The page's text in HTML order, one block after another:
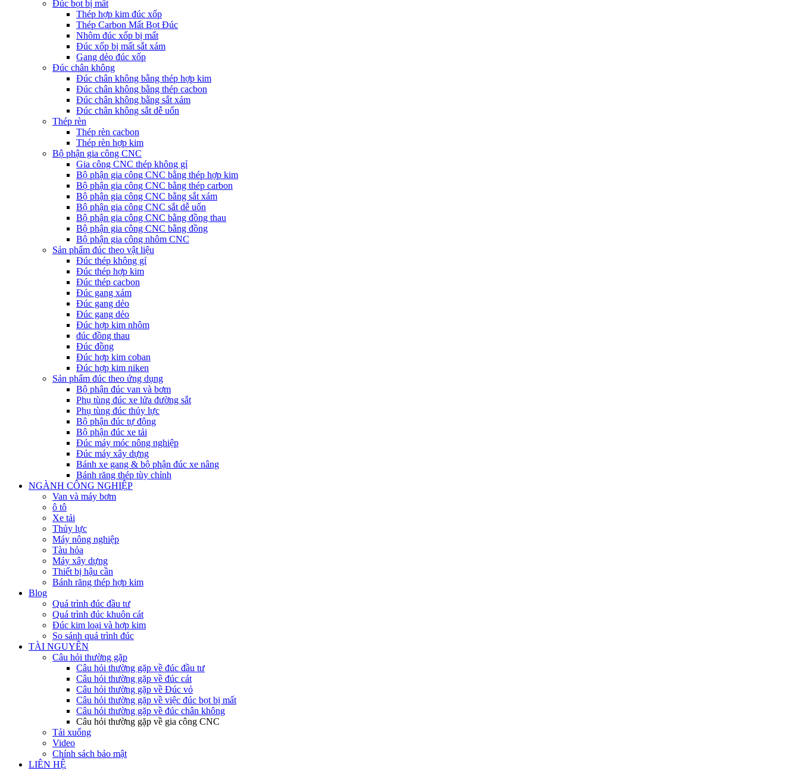
Đúc bọt bị mất
Thép hợp kim đúc xốp
Thép Carbon Mất Bọt Đúc
Nhôm đúc xốp bị mất
Đúc xốp bị mất sắt xám
Gang dẻo đúc xốp
Đúc chân không
Đúc chân không bằng thép hợp kim
Đúc chân không bằng thép cacbon
Đúc chân không bằng sắt xám
Đúc chân không sắt dễ uốn
Thép rèn
Thép rèn cacbon
Thép rèn hợp kim
Bộ phận gia công CNC
Gia công CNC thép không gỉ
Bộ phận gia công CNC bằng thép hợp kim
Bộ phận gia công CNC bằng thép carbon
Bộ phận gia công CNC bằng sắt xám
Bộ phận gia công CNC sắt dễ uốn
Bộ phận gia công CNC bằng đồng thau
Bộ phận gia công CNC bằng đồng
Bộ phận gia công nhôm CNC
Sản phẩm đúc theo vật liệu
Đúc thép không gỉ
Đúc thép hợp kim
Đúc thép cacbon
Đúc gang xám
Đúc gang dẻo
Đúc gang dẻo
Đúc hợp kim nhôm
đúc đồng thau
Đúc đồng
Đúc hợp kim coban
Đúc hợp kim niken
Sản phẩm đúc theo ứng dụng
Bộ phận đúc van và bơm
Phụ tùng đúc xe lửa đường sắt
Phụ tùng đúc thủy lực
Bộ phận đúc tự động
Bộ phận đúc xe tải
Đúc máy móc nông nghiệp
Đúc máy xây dựng
Bánh xe gang & bộ phận đúc xe nâng
Bánh răng thép tùy chỉnh
NGÀNH CÔNG NGHIỆP
Van và máy bơm
ô tô
Xe tải
Thủy lực
Máy nông nghiệp
Tàu hỏa
Máy xây dựng
Thiết bị hậu cần
Bánh răng thép hợp kim
Blog
Quá trình đúc đầu tư
Quá trình đúc khuôn cát
Đúc kim loại và hợp kim
So sánh quá trình đúc
TÀI NGUYÊN
Câu hỏi thường gặp
Câu hỏi thường gặp về đúc đầu tư
Câu hỏi thường gặp về đúc cát
Câu hỏi thường gặp về Đúc vỏ
Câu hỏi thường gặp về việc đúc bọt bị mất
Câu hỏi thường gặp về đúc chân không
Câu hỏi thường gặp về gia công CNC
Tải xuống
Video
Chính sách bảo mật
LIÊN HỆ